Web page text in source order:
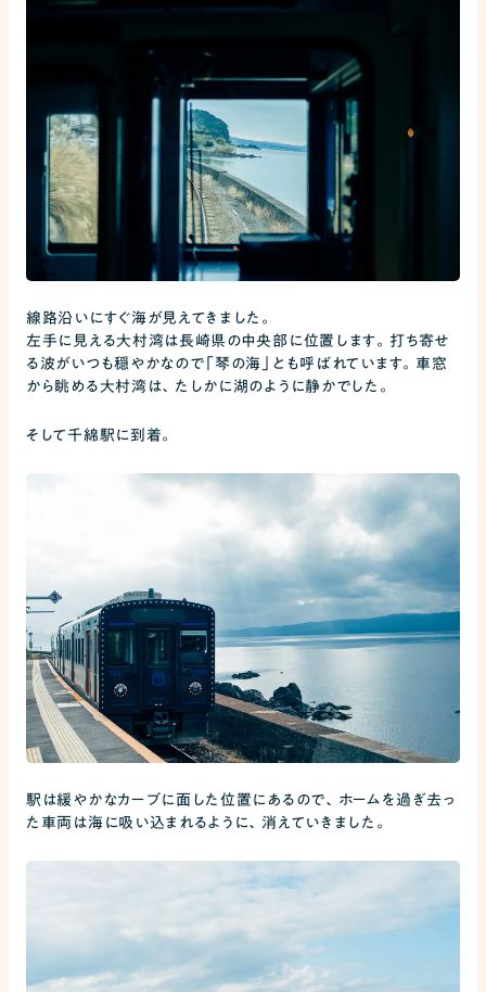
線路沿いにすぐ海が見えてきました。
左手に見える大村湾は長崎県の中央部に位置します。打ち寄せ
る波がいつも穏やかなので「琴の海」とも呼ばれています。車窓
から眺める大村湾は、たしかに湖のように静かでした。
そして千綿駅に到着。
駅は緩やかなカーブに面した位置にあるので、ホームを過ぎ去っ
た車両は海に吸い込まれるように、消えていきました。